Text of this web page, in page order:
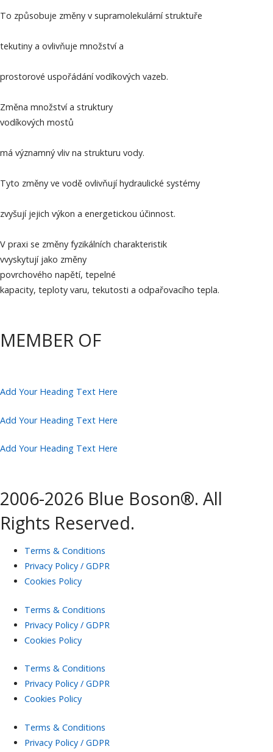
To způsobuje změny v supramolekulární struktuře
tekutiny a ovlivňuje množství a
prostorové uspořádání vodíkových vazeb.
Změna množství a struktury
vodíkových mostů
má významný vliv na strukturu vody.
Tyto změny ve vodě ovlivňují hydraulické systémy
zvyšují jejich výkon a energetickou účinnost.
V praxi se změny fyzikálních charakteristik
vvyskytují jako změny
povrchového napětí, tepelné
kapacity, teploty varu, tekutosti a odpařovacího tepla.
MEMBER OF
Add Your Heading Text Here
Add Your Heading Text Here
Add Your Heading Text Here
2006-2026 Blue Boson®. All
Rights Reserved.
Terms & Conditions
Privacy Policy / GDPR
Cookies Policy
Terms & Conditions
Privacy Policy / GDPR
Cookies Policy
Terms & Conditions
Privacy Policy / GDPR
Cookies Policy
Terms & Conditions
Privacy Policy / GDPR